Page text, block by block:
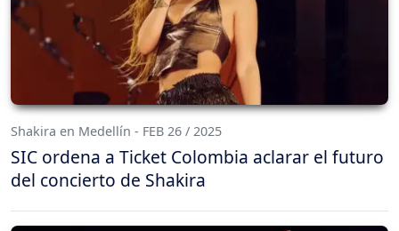
Shakira en Medellín - FEB 26 / 2025
SIC ordena a Ticket Colombia aclarar el futuro
del concierto de Shakira